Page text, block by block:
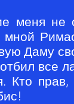
меня не
Даму
все
Кто